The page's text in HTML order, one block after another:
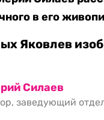
в его
Яковлев
Силаев
заведующий